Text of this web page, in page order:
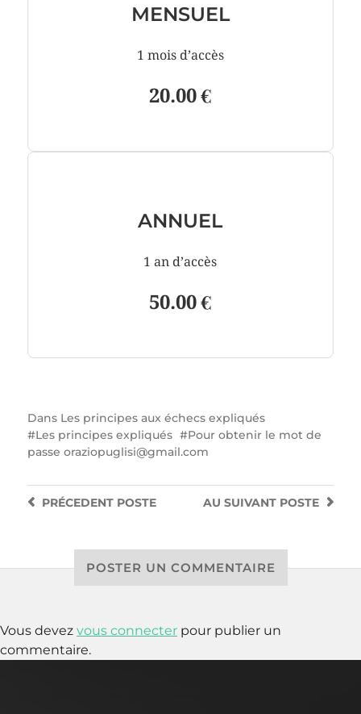
MENSUEL
1 mois d’accès
20.00 €
ANNUEL
1 an d’accès
50.00 €
Dans Les principes aux échecs expliqués
Les principes expliqués
Pour obtenir le mot de
passe oraziopuglisi@gmail.com
AU SUIVANT POSTE
PRÉCEDENTPOSTE
POSTER UN COMMENTAIRE
Vous devez vous connecter pour publier un
commentaire.